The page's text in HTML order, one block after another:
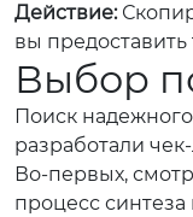
Действие:
вы
Выбор
Поиск
разработали
Во-первых,
процесс